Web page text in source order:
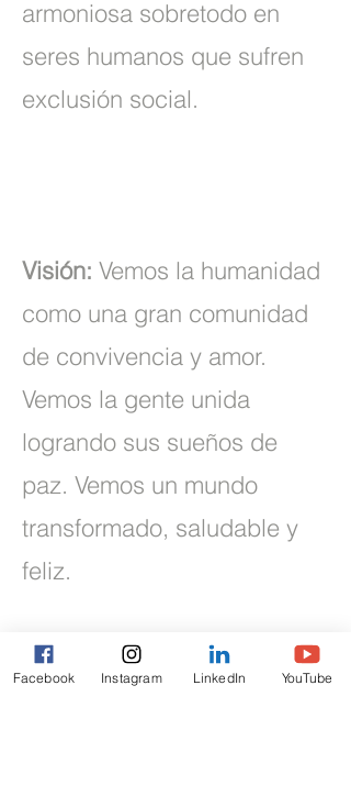
armoniosa sobretodo en
seres humanos que sufren
exclusión social.
Visión: Vemos la humanidad
como una gran comunidad
de convivencia y amor.
Vemos la gente unida
logrando sus sueños de
paz. Vemos un mundo
transformado, saludable y
feliz.
Visión
Facebook Instagram LinkedIn YouTube